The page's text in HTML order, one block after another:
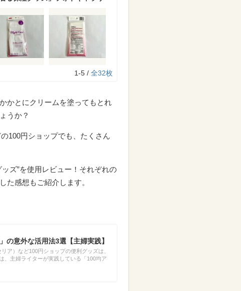
1-5 / 全32枚
かとにクリームを塗ってもとれ
うか？
100円ショップでも、たくさん
ズ”を使用レビュー！それぞれの
た感想もご紹介します。
の意外な活用法3選【主婦実践】
ア）など100円ショップの便利グッズは、
、主婦ライターが実践している「100均ア